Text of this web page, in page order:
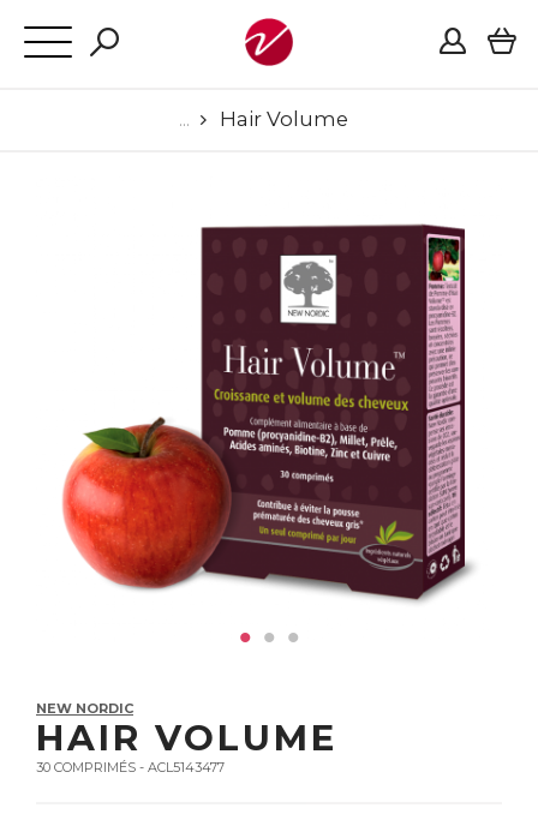
Hair Volume
NEW NORDIC
HAIR VOLUME
30 COMPRIMÉS - ACL5143477